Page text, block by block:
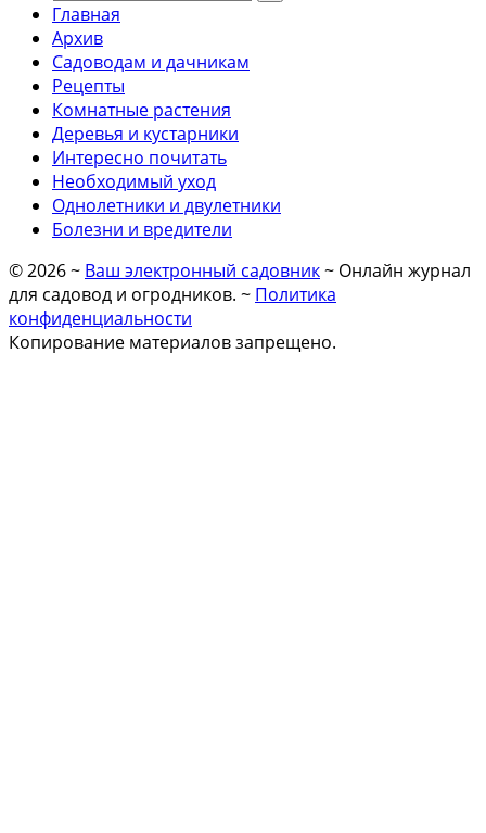
Главная
Архив
Садоводам и дачникам
Рецепты
Комнатные растения
Деревья и кустарники
Интересно почитать
Необходимый уход
Однолетники и двулетники
Болезни и вредители
©2026~ Ваш электронный садовник~ Онлайн журнал
для садовод и огродников. ~ Политика
конфиденциальности
Копирование материалов запрещено.